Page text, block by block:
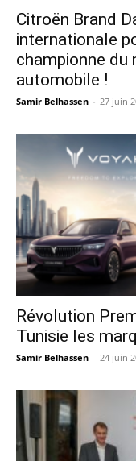
Citroën Brand
internationale
championne du
automobile !
Samir Belhassen - 27 juin
Révolution
Tunisie les
Samir Belhassen - 24 juin